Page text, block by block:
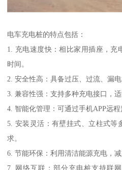
电车充电桩的特点包括：
1. 充电速度快：相比家用插座，充
时间。
2. 安全性高：具备过压、过流、漏电
3. 兼容性强：支持多种充电接口，
4. 智能化管理：可通过手机APP远
5. 安装灵活：有壁挂式、立柱式等
求。
6. 节能环保：利用清洁能源充电，减
7. 网络互联：部分充电桩支持联